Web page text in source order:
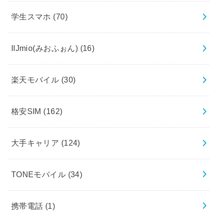
学生スマホ (70)
IIJmio(みおふぉん) (16)
楽天モバイル (30)
格安SIM (162)
大手キャリア (124)
TONEモバイル (34)
携帯電話 (1)